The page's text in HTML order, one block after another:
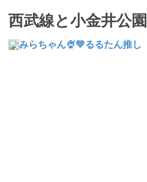
西武線と小金井公園
みらちゃん🍨💚るるたん推し